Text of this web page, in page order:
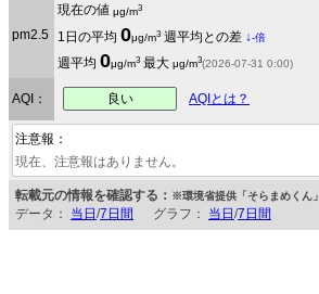
pm2.5
現在の値 μg/m3
1日の平均 0μg/m3 週平均との差 ↓-倍
週平均 0μg/m3 最大 μg/m3(2026-07-31 0:00)
AQI： 良い AQIとは？
注意報：
現在、注意報はありません。
転載元の情報を確認する： ※環境省提供「そらまめくん」
データ： 当日 /7日間 グラフ： 当日 /7日間